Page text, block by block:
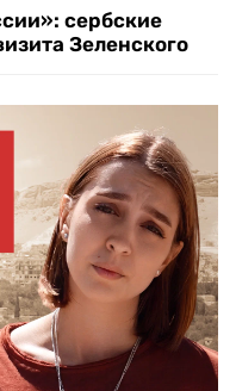
сербские
Зеленского